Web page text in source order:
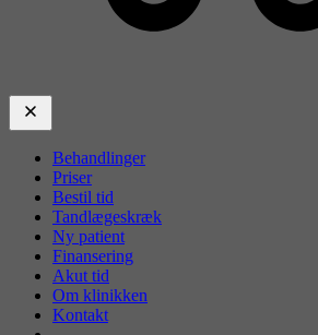
Behandlinger
Priser
Bestil tid
Tandlægeskræk
Ny patient
Finansering
Akut tid
Om klinikken
Kontakt